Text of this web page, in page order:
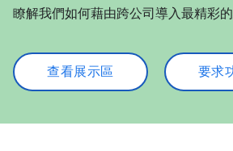
瞭解我們如何藉由跨公司導入最精彩的
查看展示區 要求